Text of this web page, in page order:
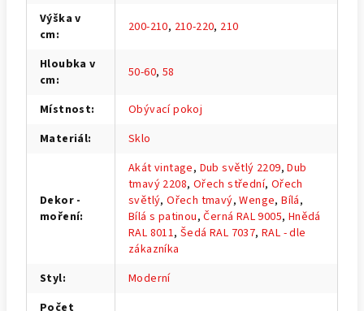
Výška v
cm: 200-210, 210-220, 210
Hloubka v
cm: 50-60, 58
Místnost:
Obývací pokoj
Materiál: Sklo
Dekor -
moření:
Akát vintage, Dub světlý 2209,Dub
tmavý 2208, Ořech střední, Ořech
světlý,Ořech tmavý,Wenge,Bílá,
Bílá s patinou,Černá RAL 9005, Hnědá
RAL 8011,Šedá RAL 7037,RAL - dle
zákazníka
Styl:
Moderní